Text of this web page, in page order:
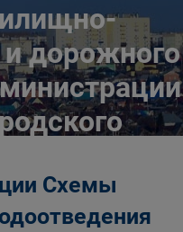
дорожного
Схемы